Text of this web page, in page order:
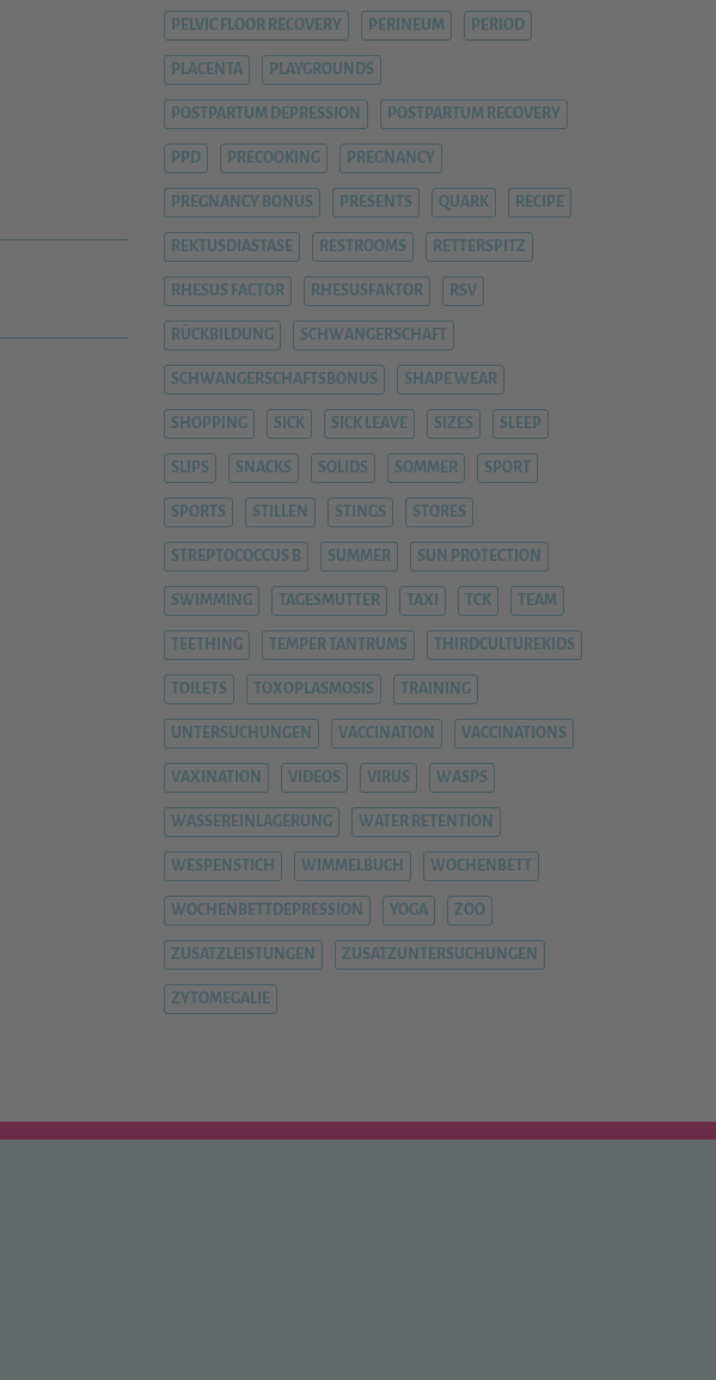
PELVIC FLOOR RECOVERY PERINEUM PERIOD
PLACENTA PLAYGROUNDS
POSTPARTUM DEPRESSION POSTPARTUM RECOVERY
PPD PRECOOKING PREGNANCY
PREGNANCY BONUS PRESENTS QUARK RECIPE
REKTUSDIASTASE RESTROOMS RETTERSPITZ
RHESUS FACTOR RHESUSFAKTOR RSV
RÜCKBILDUNG SCHWANGERSCHAFT
SCHWANGERSCHAFTSBONUS SHAPE WEAR
SHOPPING SICK SICK LEAVE SIZES SLEEP
SLIPS SNACKS SOLIDS SOMMER SPORT
SPORTS STILLEN STINGS STORES
STREPTOCOCCUS B SUMMER SUN PROTECTION
SWIMMING TAGESMUTTER TAXI TCK TEAM
TEETHING TEMPER TANTRUMS THIRDCULTUREKIDS
TOILETS TOXOPLASMOSIS TRAINING
UNTERSUCHUNGEN VACCINATION VACCINATIONS
VAXINATION VIDEOS VIRUS WASPS
WASSEREINLAGERUNG WATER RETENTION
WESPENSTICH WIMMELBUCH WOCHENBETT
WOCHENBETTDEPRESSION YOGA ZOO
ZUSATZLEISTUNGEN ZUSATZUNTERSUCHUNGEN
ZYTOMEGALIE